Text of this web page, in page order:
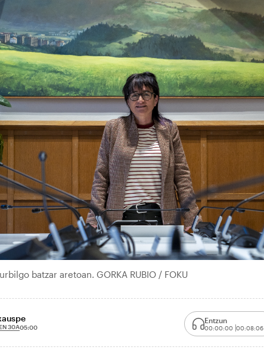
batzar aretoan. GORKA RUBIO / FOKU
30A05:00
Entzun
00:00:00 00:08:06